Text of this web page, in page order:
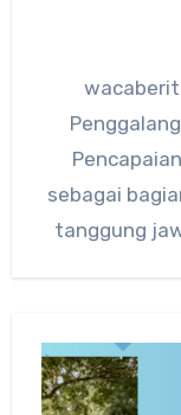
sebagai
tanggung